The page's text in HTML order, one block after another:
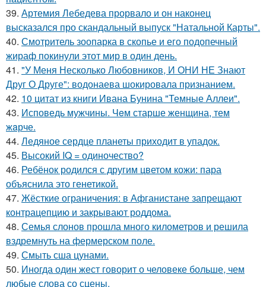
39. Артемия Лебедева прорвало и он наконец
высказался про скандальный выпуск "Натальной Карты".
40. Смотритель зоопарка в скопье и его подопечный
жираф покинули этот мир в один день.
41. "У Меня Несколько Любовников, И ОНИ НЕ Знают
Друг О Друге": водонаева шокировала признанием.
42. 10 цитат из книги Ивана Бунина "Темные Аллеи".
43. Исповедь мужчины. Чeм старше женщина, тем
жaрче.
44. Ледяное сердце планеты приходит в упадок.
45. Высокий IQ = одиночество?
46. Ребёнок родился с другим цветом кожи: пара
объяснила это генетикой.
47. Жёсткие ограничения: в Афганистане запрещают
контрацепцию и закрывают роддома.
48. Семья слонов прошла много километров и решила
вздремнуть на фермерском поле.
49. Смыть сша цунами.
50. Иногда один жест говорит о человеке больше, чем
любые слова со сцены.